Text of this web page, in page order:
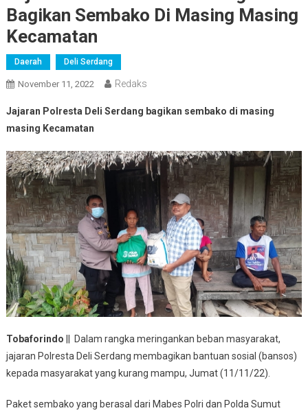
Bagikan Sembako Di Masing Masing
Kecamatan
Daerah Deli Serdang
November 11, 2022 Redaks
Jajaran Polresta Deli Serdang bagikan sembako di masing
masing Kecamatan
Tobaforindo || Dalam rangka meringankan beban masyarakat,
jajaran Polresta Deli Serdang membagikan bantuan sosial (bansos)
kepada masyarakat yang kurang mampu, Jumat (11/11/22).
Paket sembako yang berasal dari Mabes Polri dan Polda Sumut